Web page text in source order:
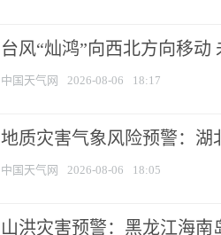
台风“灿鸿”向西北方向移动
中国天气网 2026-08-06 18:17
地质灾害气象风险预警：湖
中国天气网 2026-08-06 18:05
山洪灾害预警：黑龙江海